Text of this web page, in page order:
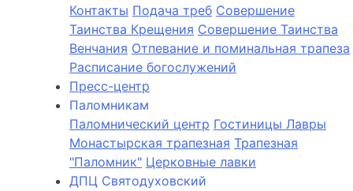
Контакты Подача треб Совершение
Таинства Крещения Совершение Таинства
Венчания Отпевание и поминальная трапеза
Расписание богослужений
Пресс-центр
Паломникам
Паломнический центр Гостиницы Лавры
Монастырская трапезная Трапезная
"Паломник" Церковные лавки
ДПЦ Святодуховский